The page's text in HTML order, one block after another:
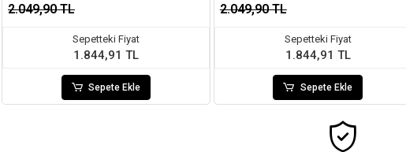
2.049,90 TL
Sepetteki Fiyat
1.844,91 TL
Sepete Ekle
2.049,90 TL
Sepetteki Fiyat
1.844,91 TL
Sepete Ekle